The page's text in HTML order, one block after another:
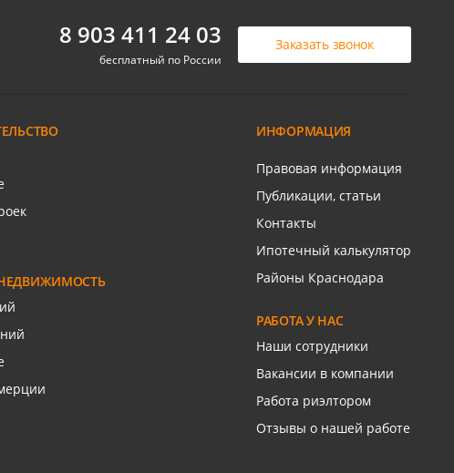
5 500 000
Дом, 88 м2, 5 сот. Заказать звонок
8 903 411 24 03
бесплатный по России
ИНФОРМАЦИЯ
Правовая информация
Публикации, статьи
Контакты
Ипотечный калькулятор
Районы Краснодара
РАБОТА У НАС
Наши сотрудники
Вакансии в компании
Работа риэлтором
Отзывы о нашей работе